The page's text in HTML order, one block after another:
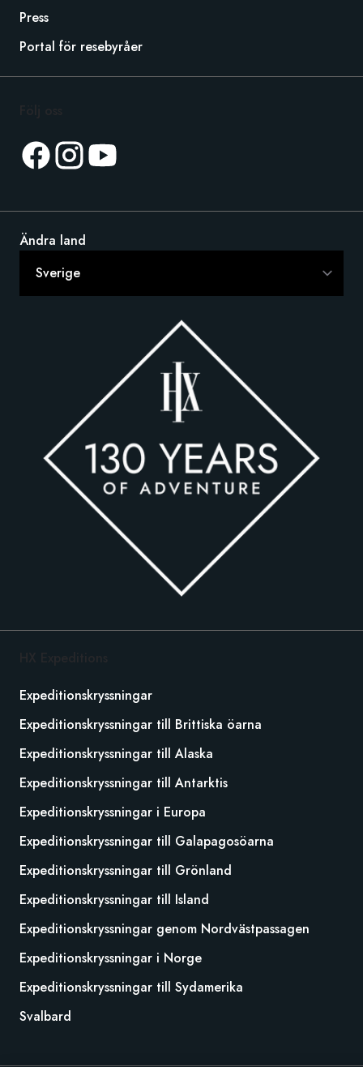
Press
Portal för resebyråer
Ändra land
Expeditionskryssningar
Expeditionskryssningar till Brittiska öarna
Expeditionskryssningar till Alaska
Expeditionskryssningar till Antarktis
Expeditionskryssningar i Europa
Expeditionskryssningar till Galapagosöarna
Expeditionskryssningar till Grönland
Expeditionskryssningar till Island
Expeditionskryssningar genom Nordvästpassagen
Expeditionskryssningar i Norge
Expeditionskryssningar till Sydamerika
Svalbard